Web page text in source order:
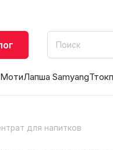
МотиЛапша Samyang
для напитков